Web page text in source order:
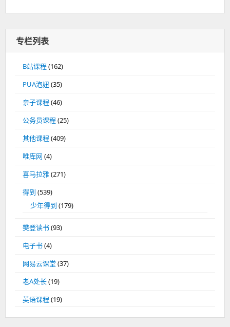
专栏列表
B站课程(162)
PUA泡妞 (35)
亲子课程(46)
公务员课程(25)
其他课程(409)
唯库网 (4)
喜马拉雅(271)
得到 (539)
少年得到 (179)
樊登读书(93)
电子书(4)
网易云课堂 (37)
老A处长(19)
英语课程(19)